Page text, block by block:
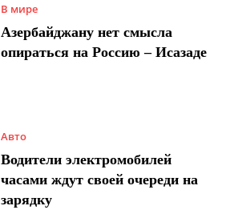
В мире
Азербайджану нет смысла
опираться на Россию – Исазаде
Авто
Водители электромобилей
часами ждут своей очереди на
зарядку